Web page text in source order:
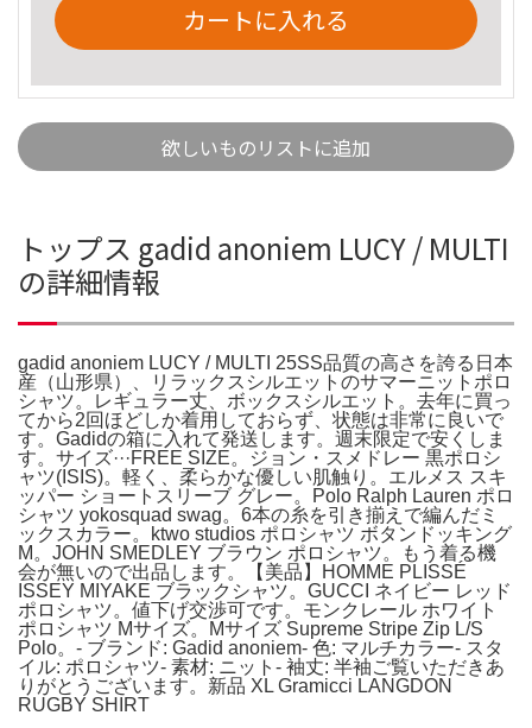
カートに入れる
欲しいものリストに追加
トップス gadid anoniem LUCY / MULTI
の詳細情報
gadid anoniem LUCY / MULTI 25SS品質の高さを誇る日本
産（山形県）、リラックスシルエットのサマーニットポロ
シャツ。レギュラー丈、ボックスシルエット。去年に買っ
てから2回ほどしか着用しておらず、状態は非常に良いで
す。Gadidの箱に入れて発送します。週末限定で安くしま
す。サイズ···FREE SIZE。ジョン・スメドレー 黒ポロシ
ャツ(ISIS)。軽く、柔らかな優しい肌触り。エルメス スキ
ッパー ショートスリーブ グレー。Polo Ralph Lauren ポロ
シャツ yokosquad swag。6本の糸を引き揃えで編んだミ
ックスカラー。ktwo studios ポロシャツ ボタンドッキング
M。JOHN SMEDLEY ブラウン ポロシャツ。もう着る機
会が無いので出品します。【美品】HOMME PLISSÉ
ISSEY MIYAKE ブラックシャツ。GUCCI ネイビー レッド
ポロシャツ。値下げ交渉可です。モンクレール ホワイト
ポロシャツ Mサイズ。Mサイズ Supreme Stripe Zip L/S
Polo。- ブランド: Gadid anoniem- 色: マルチカラー- スタ
イル: ポロシャツ- 素材: ニット- 袖丈: 半袖ご覧いただきあ
りがとうございます。新品 XL Gramicci LANGDON
RUGBY SHIRT